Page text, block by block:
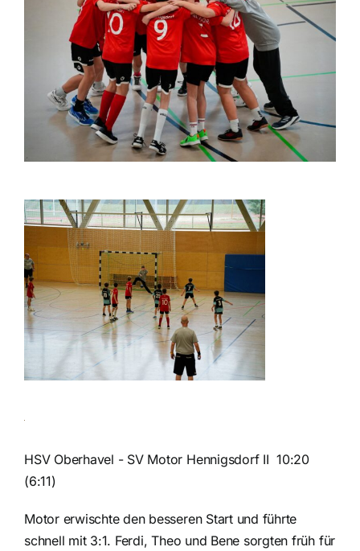
HSV Oberhavel - SV Motor Hennigsdorf II 10:20
(6:11)
Motor erwischte den besseren Start und führte
schnell mit 3:1. Ferdi, Theo und Bene sorgten früh für